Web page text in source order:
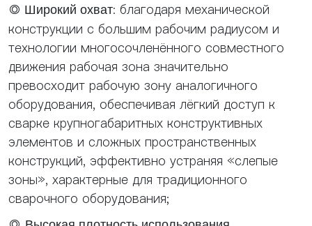
◎ Широкий охват: благодаря механической
конструкции с большим рабочим радиусом и
технологии многосочленённого совместного
движения рабочая зона значительно
превосходит рабочую зону аналогичного
оборудования, обеспечивая лёгкий доступ к
сварке крупногабаритных конструктивных
элементов и сложных пространственных
конструкций, эффективно устраняя «слепые
зоны», характерные для традиционного
сварочного оборудования;